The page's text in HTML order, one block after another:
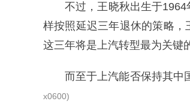
不过，王晓秋出生于
样按照延迟三年退休的策略，
这三年将是上汽转型最为关键
而至于上汽能否保持其中
x0600)